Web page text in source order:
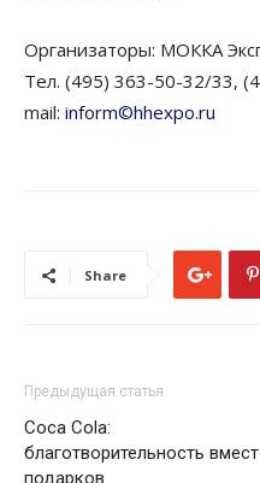
Организаторы: МОККА
Тел. (495) 363-50-32/33,
mail: inform©hhexpo.ru
Share
Предыдущая статья
Coca Cola:
благотворительность
подарков